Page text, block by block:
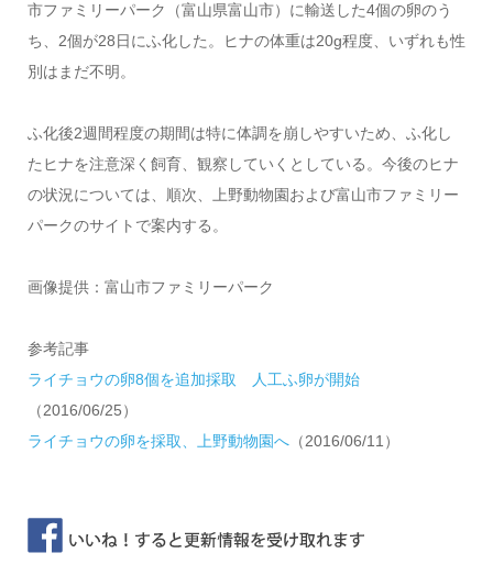
市ファミリーパーク（富山県富山市）に輸送した4個の卵のう
ち、2個が28日にふ化した。ヒナの体重は20g程度、いずれも性
別はまだ不明。
ふ化後2週間程度の期間は特に体調を崩しやすいため、ふ化し
たヒナを注意深く飼育、観察していくとしている。今後のヒナ
の状況については、順次、上野動物園および富山市ファミリー
パークのサイトで案内する。
画像提供：富山市ファミリーパーク
参考記事
ライチョウの卵8個を追加採取 人工ふ卵が開始
（2016/06/25）
ライチョウの卵を採取、上野動物園へ（2016/06/11）